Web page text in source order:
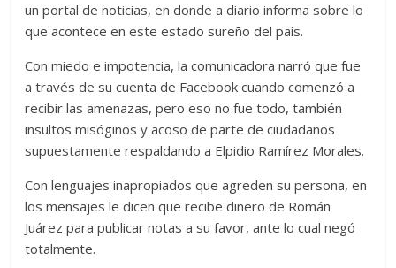
un portal de noticias, en donde a diario informa sobre lo
que acontece en este estado sureño del país.
Con miedo e impotencia, la comunicadora narró que fue
a través de su cuenta de Facebook cuando comenzó a
recibir las amenazas, pero eso no fue todo, también
insultos misóginos y acoso de parte de ciudadanos
supuestamente respaldando a Elpidio Ramírez Morales.
Con lenguajes inapropiados que agreden su persona, en
los mensajes le dicen que recibe dinero de Román
Juárez para publicar notas a su favor, ante lo cual negó
totalmente.